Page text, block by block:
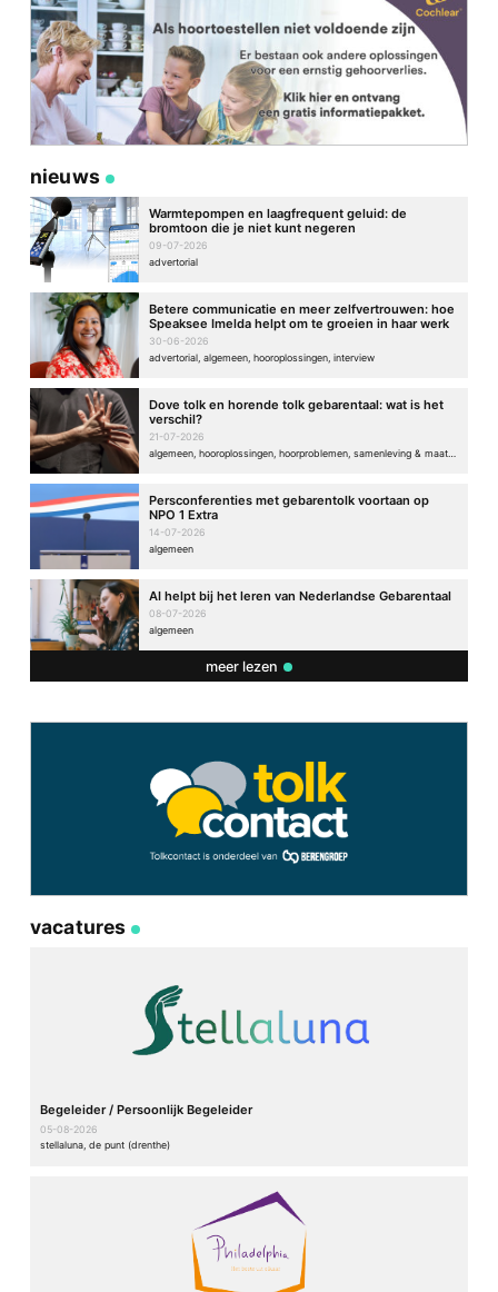
nieuws
Warmtepompen en laagfrequent geluid: de
bromtoon die je niet kunt negeren
09-07-2026
advertorial
Betere communicatie en meer zelfvertrouwen: hoe
Speaksee Imelda helpt om te groeien in haar werk
30-06-2026
advertorial, algemeen, hooroplossingen, interview
Dove tolk en horende tolk gebarentaal: wat is het
verschil?
21-07-2026
Persconferenties met gebarentolk voortaan op
NPO 1 Extra
14-07-2026
algemeen
AI helpt bij het leren van Nederlandse Gebarentaal
08-07-2026
algemeen
meer lezen
vacatures
Begeleider / Persoonlijk Begeleider
05-08-2026
stellaluna, de punt (drenthe)